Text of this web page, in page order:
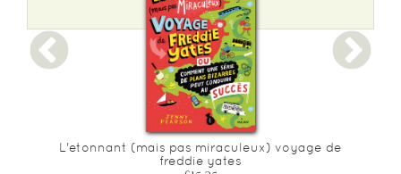
L'etonnant (mais pas miraculeux) voyage de
freddie yates